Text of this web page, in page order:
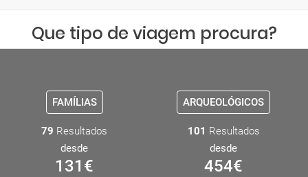
Que tipo de viagem procura?
FAMÍLIAS
79 Resultados
desde
131 €
ARQUEOLÓGICOS
101 Resultados
desde
454€